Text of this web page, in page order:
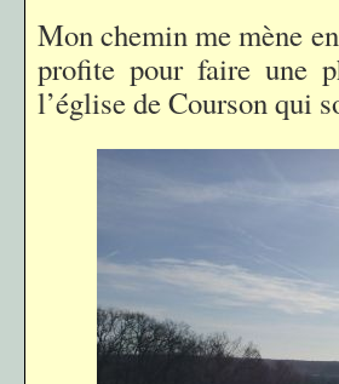
Mon chemin me mène
profite pour faire une
l’église de Courson qui